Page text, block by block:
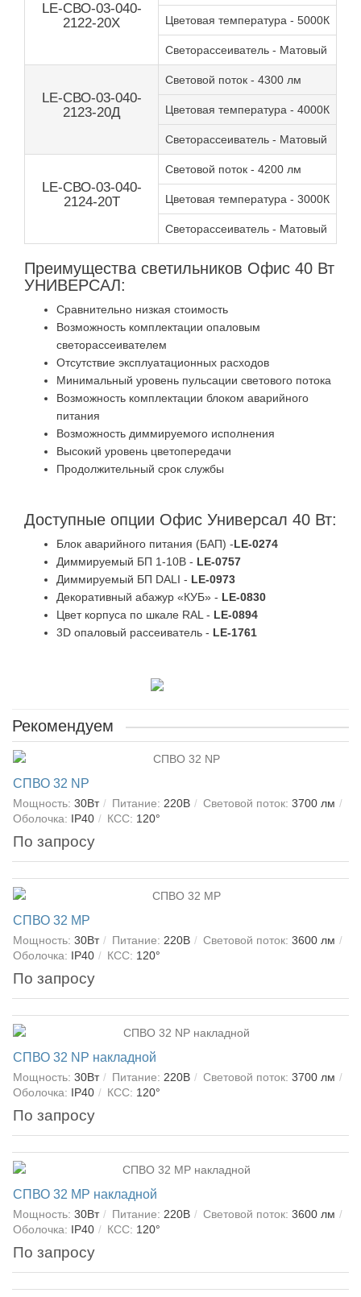
LE-СВО-03-040-
2122-20Х
Цветовая температура - 5000К
Светорассеиватель - Матовый
LE-СВО-03-040-
2123-20Д
Световой поток - 4300 лм
Цветовая температура - 4000К
Светорассеиватель - Матовый
LE-СВО-03-040-
2124-20Т
Световой поток - 4200 лм
Цветовая температура - 3000К
Светорассеиватель - Матовый
Преимущества светильников Офис 40 Вт
УНИВЕРСАЛ:
Сравнительно низкая стоимость
Возможность комплектации опаловым
светорассеивателем
Отсутствие эксплуатационных расходов
Минимальный уровень пульсации светового потока
Возможность комплектации блоком аварийного
питания
Возможность диммируемого исполнения
Высокий уровень цветопередачи
Продолжительный срок службы
Доступные опции Офис Универсал 40 Вт:
Блок аварийного питания (БАП) -LE-0274
Диммируемый БП 1-10В - LE-0757
Диммируемый БП DALI - LE-0973
Декоративный абажур «КУБ» - LE-0830
Цвет корпуса по шкале RAL - LE-0894
3D опаловый рассеиватель - LE-1761
Рекомендуем
СПВО 32 NP
Мощность: 30Вт Питание: 220В Световой поток: 3700 лм
Оболочка: IP40 КСС: 120°
По запросу
СПВО 32 MP
Мощность: 30Вт Питание: 220В Световой поток: 3600 лм
Оболочка: IP40 КСС: 120°
По запросу
СПВО 32 NP накладной
Мощность: 30Вт Питание: 220В Световой поток: 3700 лм
Оболочка: IP40 КСС: 120°
По запросу
СПВО 32 MP накладной
Мощность: 30Вт Питание: 220В Световой поток: 3600 лм
Оболочка: IP40 КСС: 120°
По запросу